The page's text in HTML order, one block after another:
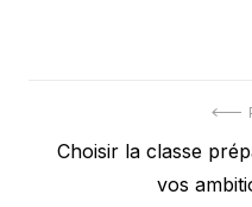
de
Previous
Choisir la classe
vos